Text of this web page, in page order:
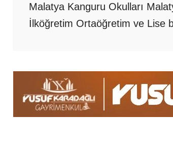
Malatya Kanguru Okulları
İlköğretim Ortaöğretim ve Lise